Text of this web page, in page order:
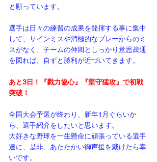
と願っています。
選手は日々の練習の成果を発揮する事に集中
して、サインミスや消極的なプレーからのミ
スがなく、チームの仲間としっかり意思疎通
を図れば、自ずと勝利が近づいてきます。
あと3日！『戮力協心』『堅守猛攻』で初戦
突破！
全国大会予選が終わり、新年1月ぐらいか
ら、選手紹介をしたいと思います。
大好きな野球を一生懸命に頑張っている選手
達に、是非、あたたかい御声援を戴けたら幸
いです。